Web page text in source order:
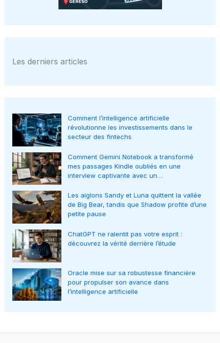
Les derniers articles
Comment l’intelligence artificielle
révolutionne les investissements dans le
secteur des fintechs
Comment Gemini Notebook a transformé
mes passages Kindle oubliés en une
interview captivante avec un…
Les aiglons Sandy et Luna quittent la vallée
de Big Bear, tandis que Shadow profite d’une
petite pause
ChatGPT ne ralentit pas votre esprit :
découvrez la vérité derrière l’étude
Oracle mise sur sa robustesse financière
pour propulser son avance dans
l’intelligence artificielle